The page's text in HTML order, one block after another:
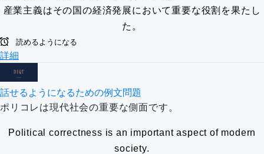
産業主義はその国の経済発展において重要な役割を果たし
た。
読めるようになる
詳細
話せるようになるための例文問題
ポリコレは現代社会の重要な側面です。
Political correctness is an important aspect of modern
society.